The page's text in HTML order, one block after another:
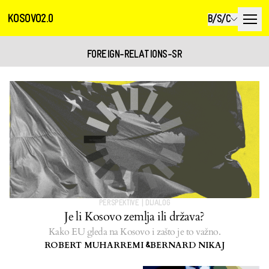
KOSOVO2.0 B/S/C
FOREIGN-RELATIONS-SR
PERSPEKTIVE DIJALOG
Je li Kosovo zemlja ili država?
Kako EU gleda na Kosovo i zašto je to važno.
ROBERT MUHARREMI&BERNARD NIKAJ